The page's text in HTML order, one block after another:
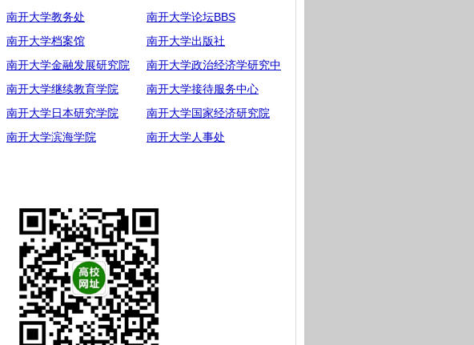
南开大学教务处
南开大学论坛BBS
南开大学档案馆
南开大学出版社
南开大学金融发展研究院
南开大学政治经济学研究中
南开大学继续教育学院
南开大学接待服务中心
南开大学日本研究学院
南开大学国家经济研究院
南开大学滨海学院
南开大学人事处